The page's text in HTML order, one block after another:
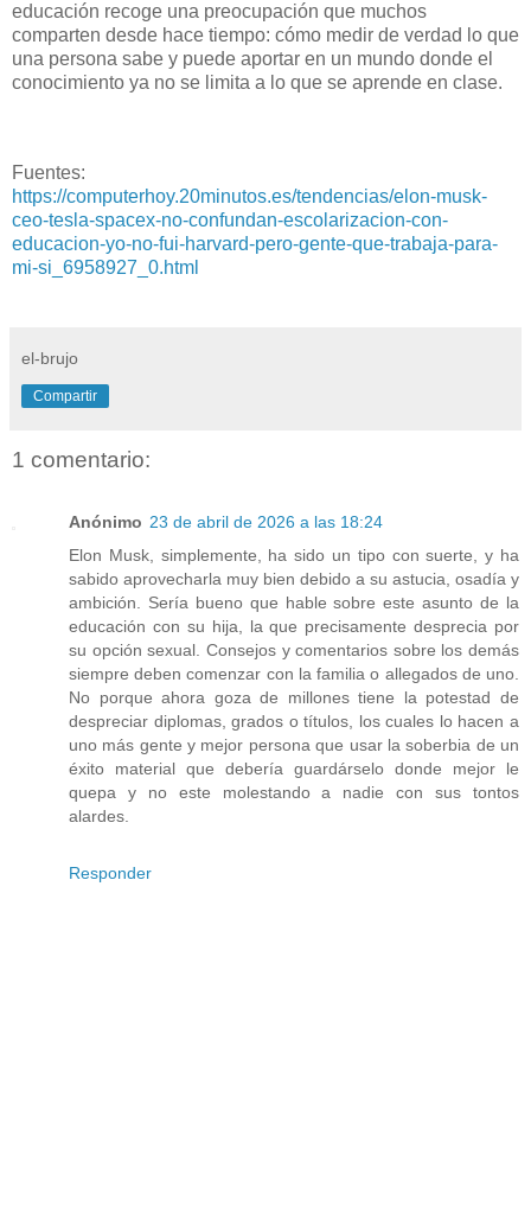
educación recoge una preocupación que muchos
comparten desde hace tiempo: cómo medir de verdad lo que
una persona sabe y puede aportar en un mundo donde el
conocimiento ya no se limita a lo que se aprende en clase.
Fuentes:
https://computerhoy.20minutos.es/tendencias/elon-musk-
ceo-tesla-spacex-no-confundan-escolarizacion-con-
educacion-yo-no-fui-harvard-pero-gente-que-trabaja-para-
mi-si_6958927_0.html
el-brujo
Compartir
1 comentario:
Anónimo 23 de abril de 2026 a las 18:24
Elon Musk, simplemente, ha sido un tipo con suerte, y ha
sabido aprovecharla muy bien debido a su astucia, osadía y
ambición. Sería bueno que hable sobre este asunto de la
educación con su hija, la que precisamente desprecia por
su opción sexual. Consejos y comentarios sobre los demás
siempre deben comenzar con la familia o allegados de uno.
No porque ahora goza de millones tiene la potestad de
despreciar diplomas, grados o títulos, los cuales lo hacen a
uno más gente y mejor persona que usar la soberbia de un
éxito material que debería guardárselo donde mejor le
quepa y no este molestando a nadie con sus tontos
alardes.
Responder